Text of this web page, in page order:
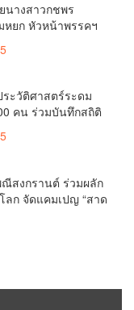
นางสาวกชพร
หยก หัวหน้าพรรคฯ
มัญประจำปี 2568
1/2568 โ
ระวัติศาสตร์ระดม
คน ร่วมบันทึกสถิติ
Records สำเร็จ
เฉลิมฉลองใน
สงกรานต์ ร่วมผลัก
ก จัดแคมเปญ “สาด
รเดินทางนักท่อง